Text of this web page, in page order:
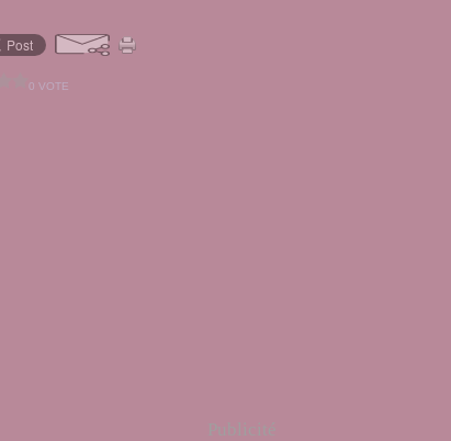
0 VOTE
Publicité